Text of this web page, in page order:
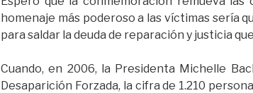
homenaje más poderoso a las víctimas sería
para saldar la deuda de reparación y justicia
Cuando, en 2006, la Presidenta Michelle
Desaparición Forzada, la cifra de 1.210